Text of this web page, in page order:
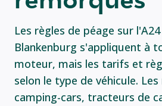
Les règles de péage sur
Blankenburg s'appliquent à
moteur, mais les tarifs et
selon le type de véhicule.
camping-cars, tracteurs de